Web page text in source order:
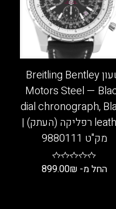
שעון Breitling Bentley
Motors Steel —
dial chronograph,
leather רפליקה (העתק) |
מק"ט 9880111
החל מ- 899.00₪